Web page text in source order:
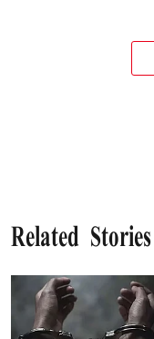
Related Stories